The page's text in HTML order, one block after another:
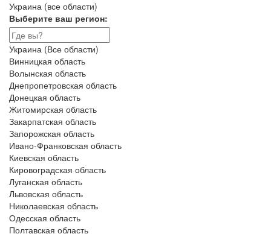
Украина (все области)
Выберите ваш регион:
Украина (Все области)
Винницкая область
Волынская область
Днепропетровская область
Донецкая область
Житомирская область
Закарпатская область
Запорожская область
Ивано-Франковская область
Киевская область
Кировоградская область
Луганская область
Львовская область
Николаевская область
Одесская область
Полтавская область